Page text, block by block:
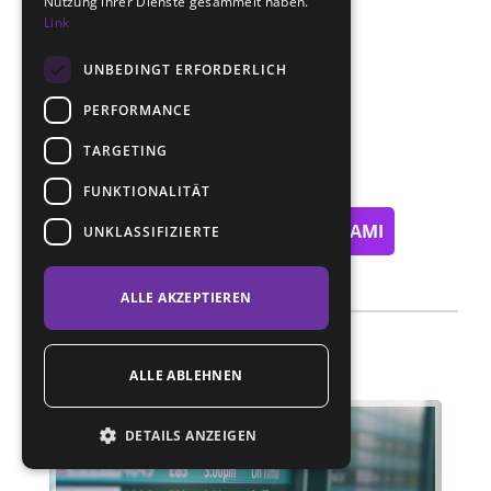
Kateřina Vučkovska
NEVĚŘÍTE? PŘESVĚDČTE SE SAMI
Link
UNBEDINGT ERFORDERLICH
PERFORMANCE
TARGETING
FUNKTIONALITÄT
UNKLASSIFIZIERTE
ALLE AKZEPTIEREN
ALLE ABLEHNEN
DETAILS ANZEIGEN